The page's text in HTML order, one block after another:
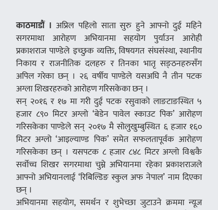
काठमाडौं । अप्रिल पहिलो साता सुरु हुने आफ्नो दुई महिने
सगरमाथा आरोहण अभियानमा सहयोग पुर्याउन आरोही
प्रकाशराज पाण्डेले इच्छुक व्यक्ति, विषयगत संघसंस्था, स्थानीय
निकाय र राजनीतिक दलहरु र तिनका भातृ सङ्ठनहरुसँग
अपिल गरेका छन् । २६ वर्षीय पाण्डेले यसअघि नै तीन पटक
अग्ला शिखरहरुको आरोहण गरिसकेका छन् ।
सन् २०१६ र १७ मा गरी दुई पटक रसुवाको लाङटाङस्थित ५
हजार ८९० मिटर अग्लो ‘बेडेन पावेल स्काउट पिक’ आरोहण
गरिसकेका पाण्डेले सन् २०१७ मै सोलुखुम्बुस्थित ६ हजार १६०
मिटर अग्लो ‘आइल्याण्ड पिक’ समेत सफलतापूर्वक आरोहण
गरिसकेका छन् । यसपटक ८ हजार ८४८ मिटर अग्लो विश्वकै
सर्वोच्च शिखर सगरमाथा चुम्ने अभियानमा रहेका प्रकाशराजले
आफ्नो अभियानलाई ‘रिबिल्डिङ स्कुल अफ नेपाल’ नाम दिएका
छन् ।
अभियानमा सहयोग, समर्थन र शुभेच्छा जुटाउने क्रममा न्यूज